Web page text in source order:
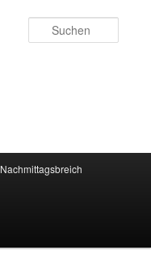
Nachmittagsbreich